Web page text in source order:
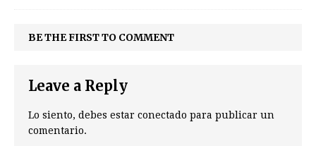
BE THE FIRST TO COMMENT
Leave a Reply
Lo siento, debes estar conectado para publicar un
comentario.